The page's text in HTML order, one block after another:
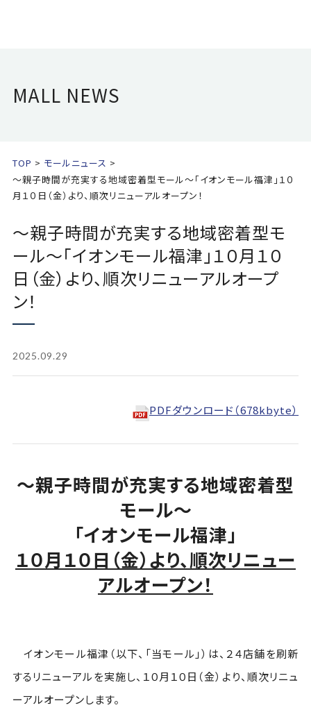
MALL NEWS
TOP
モールニュース
～親子時間が充実する地域密着型モール～「イオンモール福津」１０
月１０日（金）より、順次リニューアルオープン！
～親子時間が充実する地域密着型モ
ール～「イオンモール福津」１０月１０
日（金）より、順次リニューアルオープ
ン！
2025.09.29
PDFダウンロード（678kbyte）
～親子時間が充実する地域密着型
モール～
「イオンモール福津」
１０月１０日（金）より、順次リニュー
アルオープン！
イオンモール福津（以下、「当モール」）は、２４店舗を刷新
するリニューアルを実施し、１０月１０日（金）より、順次リニュ
ーアルオープンします。